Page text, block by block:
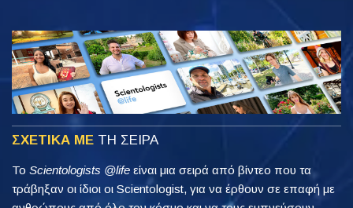
ΣΧΕΤΙΚΑ ΜΕ ΤΗ ΣΕΙΡΑ
Το Scientologists @life είναι μια σειρά από βίντεο που τα
τράβηξαν οι ίδιοι οι Scientologist, για να έρθουν σε επαφή με